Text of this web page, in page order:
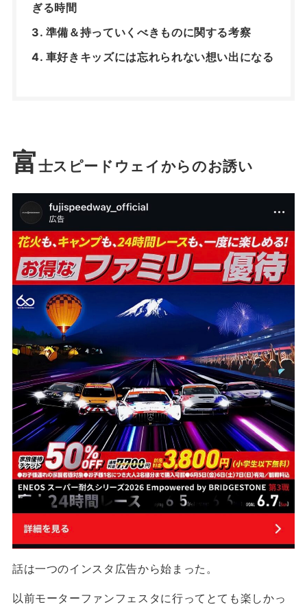
ぎる時間
準備＆持っていくべきものに関する考察
車好きキッズには忘れられない想い出になる
富士スピードウェイからのお誘い
話は一つのインスタ広告から始まった。
以前モーターファンフェスタに行ってとても楽しかっ